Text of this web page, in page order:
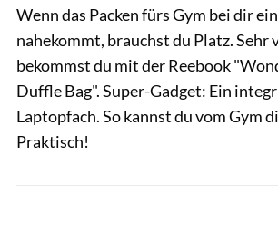
Wenn das Packen fürs Gym bei dir
nahekommt, brauchst du Platz. Sehr
bekommst du mit der Reebook
Duffle Bag". Super-Gadget: Ein
Laptopfach. So kannst du vom Gym
Praktisch!